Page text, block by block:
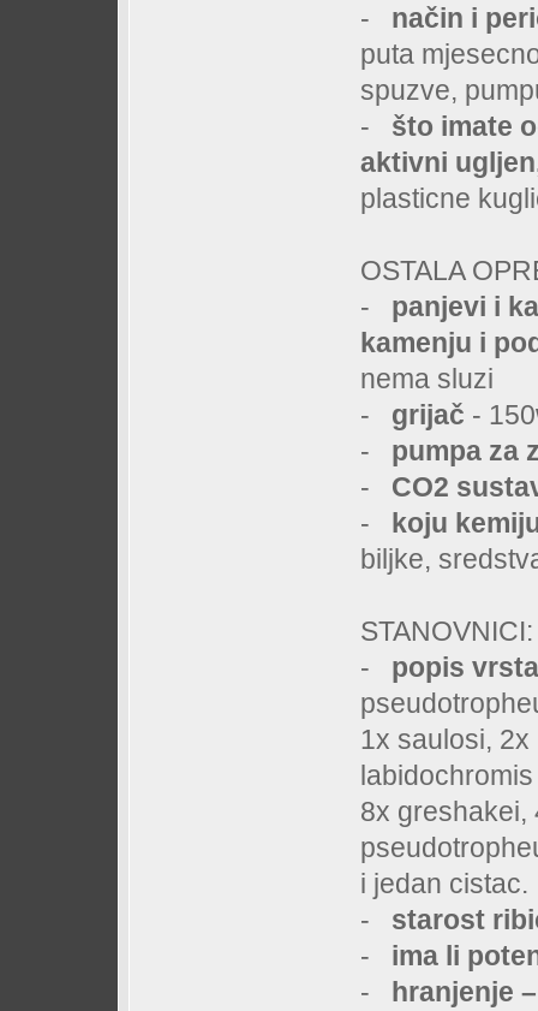
- način i
puta
spuzve,
- što imate
aktivni
plasticne
OSTALA
- panjevi i
kamenju i
nema sluzi
- grijač -
- pumpa za
- CO2
-
koju
biljke,
STANOVNICI:
- popis
1x saulosi,
8x greshakei,
i jedan cistac.
- starost
- ima li
-
hranjenje